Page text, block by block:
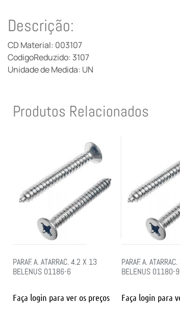
Descrição:
CD Material: 003107
CodigoReduzido: 3107
Unidade de Medida: UN
Produtos Relacionados
PARAF. A. ATARRAC. 4.2 X 13
BELENUS 01186-6
Faça login para ver os preços
PARAF. A.
BELENUS 01180-9
Faça login para